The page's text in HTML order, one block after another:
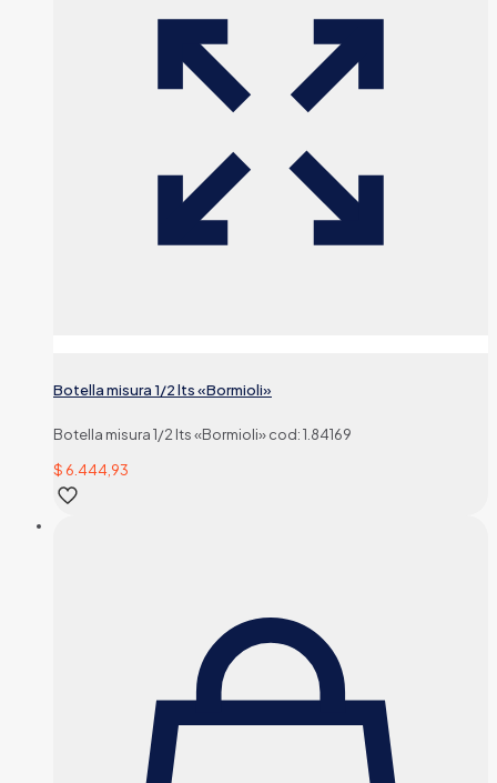
Botella misura 1/2 lts «Bormioli»
Botella misura 1/2 lts «Bormioli» cod: 1.84169
$ 6.444,93